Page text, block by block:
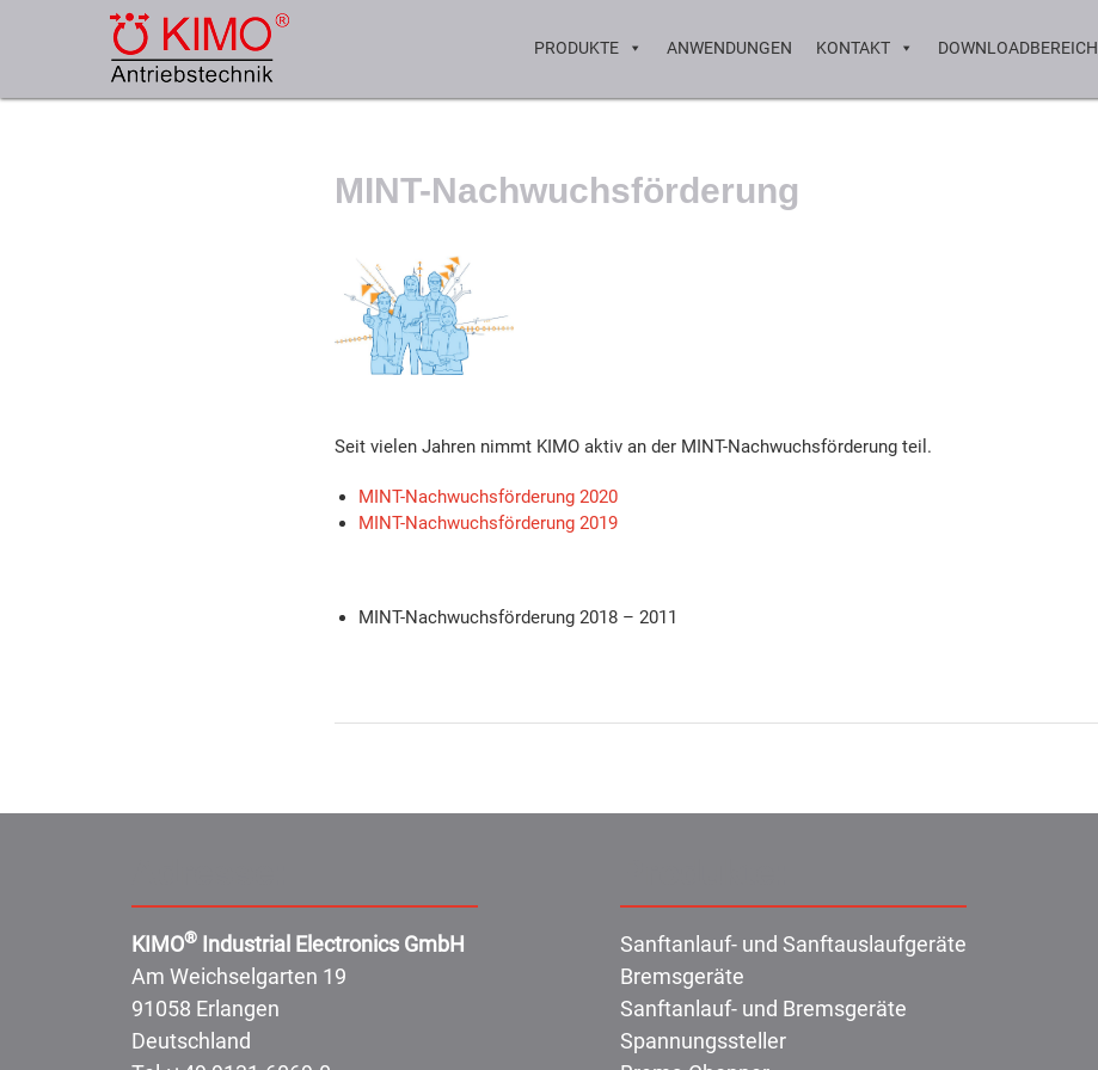
KIMO® – DIE
EXPERTEN FÜR
PRODUKTE ANWENDUNGEN KONTAKT DOWNLOADBEREICH
MINT-Nachwuchsförderung
Seit vielen Jahren nimmt KIMO aktiv an der MINT-Nachwuchsförderung teil.
MINT-Nachwuchsförderung 2020
MINT-Nachwuchsförderung 2019
MINT-Nachwuchsförderung 2018 – 2011
KIMO®Industrial Electronics GmbH
Am Weichselgarten 19
91058 Erlangen
Deutschland
Sanftanlauf- und Sanftauslaufgeräte
Bremsgeräte
Sanftanlauf- und Bremsgeräte
Spannungssteller